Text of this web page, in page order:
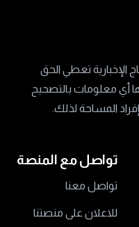
الإخبارية تعطي الحق
أي معلومات بالتصحيح
المساحة لذلك.
تواصل مع المنصة
تواصل معنا
للاعلان على منصتنا